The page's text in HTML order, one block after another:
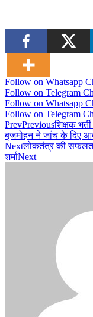
Follow on Whatsapp
Follow on Telegram
Follow on Whatsapp
Follow on Telegram
PrevPreviousशिक्षक
बृजमोहन ने जांच के दिए
Nextलोकतंत्र की सफलता
शर्माNext